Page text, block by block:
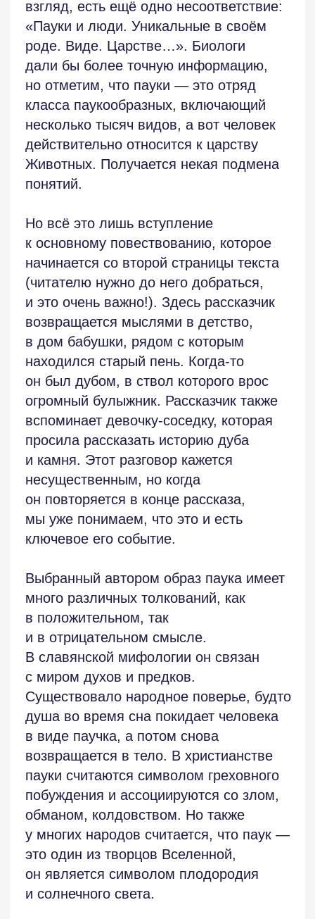
и в отрицательном смысле.
с миром духов и предков.
Существовало народное поверье, будто
душа во время сна покидает человека
в виде паучка, а потом снова
возвращается в тело. В христианстве
пауки считаются символом греховного
обманом, колдовством. Но также
у многих народов считается, что паук —
это один из творцов Вселенной,
он является символом плодородия
и солнечного света.
вопрос возникает внезапно
и повторяется в рассказе тридцать два
раза, накапливая раздражение
читателя. Это очень удачный приём, как
и возвращение к истории с девочкой
и продолжению разговора с ней.
делом богоугодным или убийством,
грехом? На эти вопросы должен
ответить сам себе рассказчик.
И помнить, что «каждое действие
порождает последствия».
говорить о языке, то превалируют
сложные предложения, нет переизбытка
обособлений. Избыточно употребление
слова «кажется», пусть и в разных
синтаксических ролях, но везде
выражающего чувство неуверенности
это приём. Выглядит, скорее, как
повтор. Если бы я выступала
в начале и в конце текста: «Но время
безжалостно не только к людям»
«МЕСТО»
Рассказ «Место» выстроен в виде
монолога, я бы даже назвала это
проборматыванием. Мы не знаем, кто
поезда в неведомом месте
и разговаривает с невидимыми
собеседниками. Манера этого монолога
напоминает «Школу для дураков» Саши
Железная дорога выступает метафорой
жизненного пути человека, где
отмеренное время и «конечная
станция» не определены. Люди всегда
чего-то ждут, вот и в этом рассказе они
а потом исчезают. Можно
предположить, что бетонные скамьи без
спинок — это плиты, надгробия: «И хоть
поезда я не видел, многие куда-то
делись… Может, им надоело ждать?
И они ушли? Только куда отсюда можно
ждать и ушли — умерли.
Двоякое чувство вызывает образ
Не оттого ли, что он выполняет